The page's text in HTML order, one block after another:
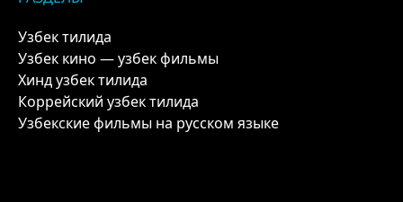
Узбек тилида
Узбек кино — узбек фильмы
Хинд узбек тилида
Коррейский узбек тилида
Узбекские фильмы на русском языке